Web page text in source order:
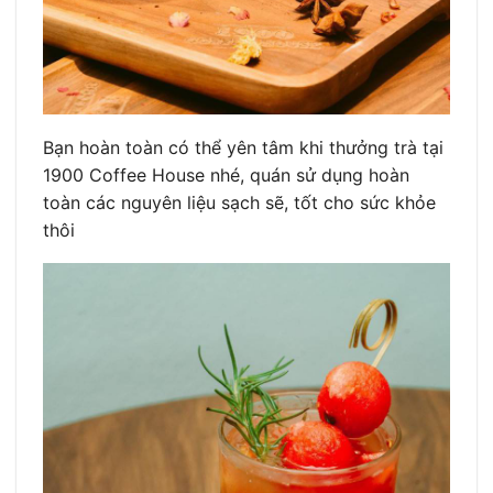
Bạn hoàn toàn có thể yên tâm khi thưởng trà tại
1900 Coffee House nhé, quán sử dụng hoàn
toàn các nguyên liệu sạch sẽ, tốt cho sức khỏe
thôi